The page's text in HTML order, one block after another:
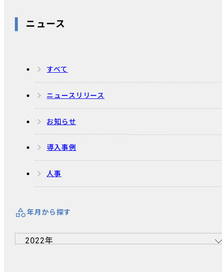
ニュース
すべて
ニュースリリース
お知らせ
導入事例
人事
年月から探す